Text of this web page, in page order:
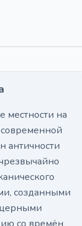
местности на
античности
созданными
со времён